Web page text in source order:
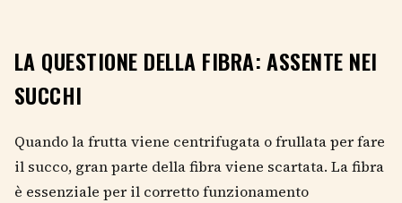
LA QUESTIONE DELLA FIBRA: ASSENTE NEI
SUCCHI
Quando la frutta viene centrifugata o frullata per fare
il succo, gran parte della fibra viene scartata. La fibra
è essenziale per il corretto funzionamento